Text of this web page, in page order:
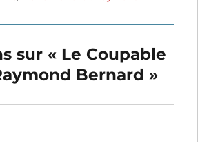
sur « Le Coupable
Bernard »